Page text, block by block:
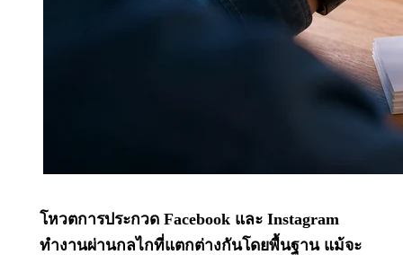
โหวตการประกวด Facebook และ Instagram
ทำงานผ่านกลไกที่แตกต่างกันโดยพื้นฐาน แม้จะ